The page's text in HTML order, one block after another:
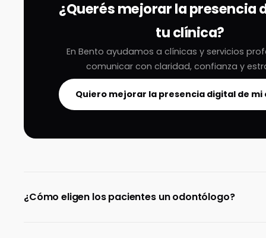
¿Querés mejorar la presencia
tu clínica?
En Bento ayudamos a clínicas y servicios
comunicar con claridad, confianza y
Quiero mejorar la presencia digital de
¿Cómo eligen los pacientes un odontólogo?